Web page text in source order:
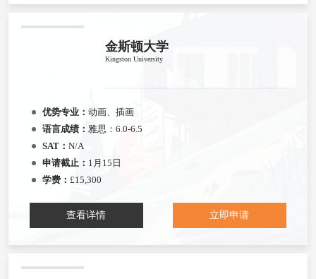
金斯顿大学
Kingston University
优势专业： 动画、插画
语言成绩： 雅思：6.0-6.5
SAT： N/A
申请截止： 1月15日
学费： £15,300
查看详情 立即申请